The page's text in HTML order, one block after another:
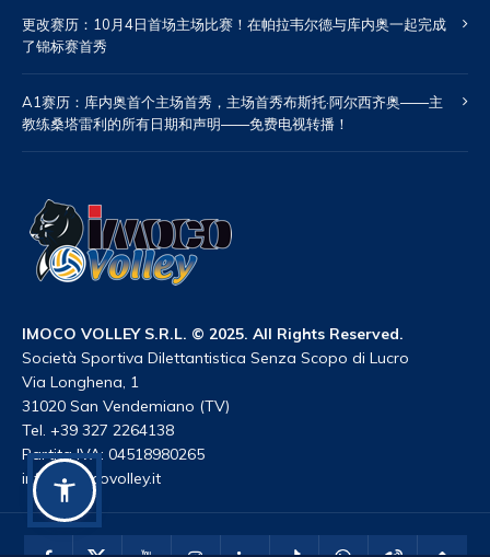
更改赛历：10月4日首场主场比赛！在帕拉韦尔德与库内奥一起完成
了锦标赛首秀
A1赛历：库内奥首个主场首秀，主场首秀布斯托·阿尔西齐奥——主
教练桑塔雷利的所有日期和声明——免费电视转播！
IMOCO VOLLEY S.R.L. © 2025. All Rights Reserved.
Società Sportiva Dilettantistica Senza Scopo di Lucro
Via Longhena, 1
31020 San Vendemiano (TV)
Tel. +39 327 2264138
Partita IVA: 04518980265
info@imocovolley.it